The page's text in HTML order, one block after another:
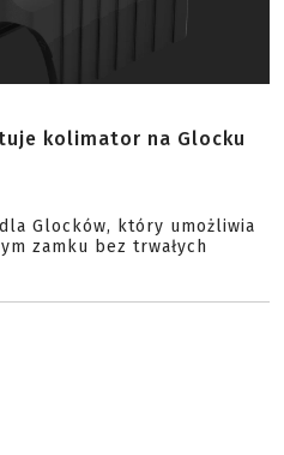
kolimator na Glocku
Glocków, który umożliwia
zamku bez trwałych